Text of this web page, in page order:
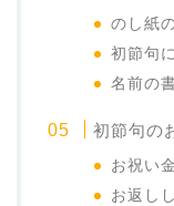
のし紙
初節句
名前の
初節句の
お祝い
お返し